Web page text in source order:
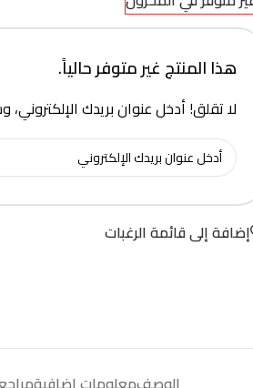
هذا المنتج غير متوفر حالياً.
لا تقلق! أدخل عنوان بريدك
إضافة إلى قائمة الرغبات